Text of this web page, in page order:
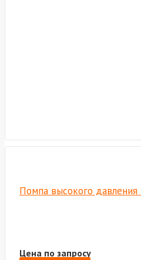
Помпа высокого давления
Цена по запросу